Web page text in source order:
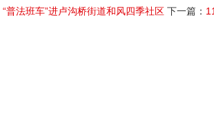
普法班车”进卢沟桥街道和风四季社区 下一篇：